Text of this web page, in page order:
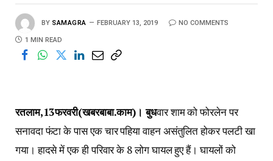
BY SAMAGRA FEBRUARY 13, 2019 NO COMMENTS
1 MIN READ
रतलाम,13फरवरी(खबरबाबा.काम)। बुधवार शाम को फोरलेन पर
सनावदा फंटा के पास एक चार पहिया वाहन असंतुलित होकर पलटी खा
गया। हादसे में एक ही परिवार के 8 लोग घायल हुए हैं। घायलों को